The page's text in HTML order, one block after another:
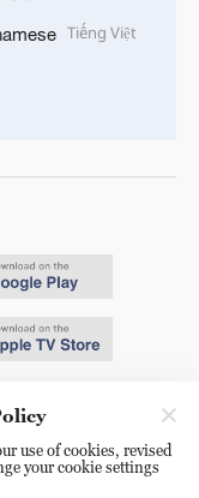
Tiếng Việt
use of cookies, revised
your cookie settings